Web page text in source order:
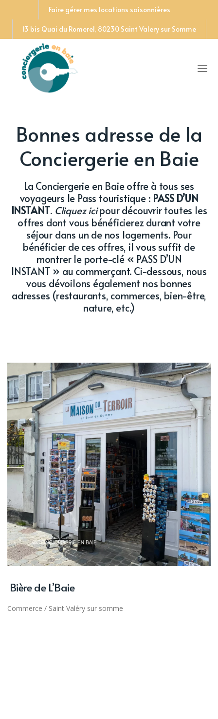
Faire gérer mes locations saisonnières
13 bis Quai du Romerel, 80230 Saint Valery sur Somme
Bonnes adresse de la
Conciergerie en Baie
La Conciergerie en Baie offre à tous ses
voyageurs le Pass touristique : PASS D’UN
INSTANT. Cliquez icipour découvrir toutes les
offres dont vous bénéficierez durant votre
séjour dans un de nos logements. Pour
bénéficier de ces offres, il vous suffit de
montrer le porte-clé « PASS D’UN
INSTANT » au commerçant. Ci-dessous, nous
vous dévoilons également nos bonnes
adresses (restaurants, commerces, bien-être,
nature, etc.)
Bière de L’Baie
Commerce / Saint Valéry sur somme